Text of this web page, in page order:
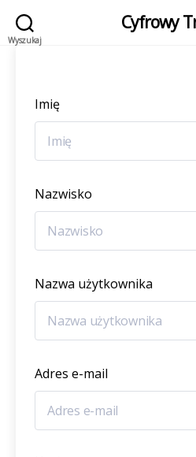
Wyszukaj
Cyfrowy
Imię
Nazwisko
Nazwa użytkownika
Adres e-mail